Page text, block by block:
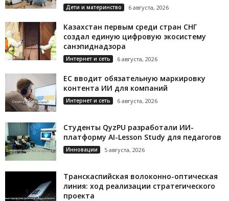
Дети и материнство 6 августа, 2026
Казахстан первым среди стран СНГ
создал единую цифровую экосистему
санэпиднадзора
Интернет и сеть 6 августа, 2026
ЕС вводит обязательную маркировку
контента ИИ для компаний
Интернет и сеть 6 августа, 2026
Студенты QyzPU разработали ИИ-
платформу AI-Lesson Study для педагогов
Инновации 5 августа, 2026
Транскаспийская волоконно-оптическая
линия: ход реализации стратегического
проекта